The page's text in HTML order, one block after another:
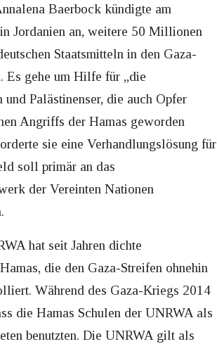
Baerbock kündigte am
Jordanien an, weitere 50 Millionen
Staatsmitteln in den Gaza-
Es gehe um Hilfe für „die
und Palästinenser, die auch Opfer
Angriffs der Hamas geworden
sie eine Verhandlungslösung für
soll primär an das
der Vereinten Nationen
hat seit Jahren dichte
die den Gaza-Streifen ohnehin
Während des Gaza-Kriegs 2014
die Hamas Schulen der UNRWA als
benutzten. Die UNRWA gilt als